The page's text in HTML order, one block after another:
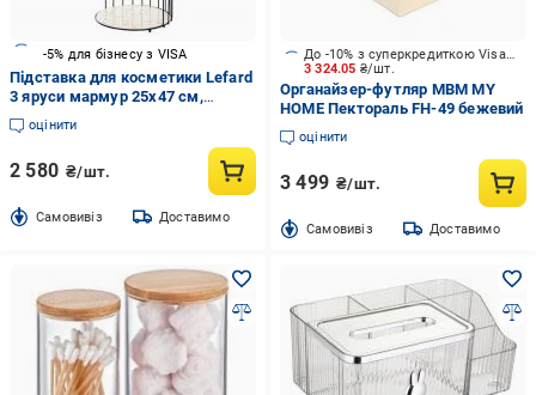
-5% для бізнесу з VISA
Підставка для косметики Lefard
3 яруси мармур 25х47 см,
метал, порцеляна біло-чорний
оцінити
2 580 ₴/шт.
Cамовивіз Доставимо
3 324.05 ₴/шт.
До -10% з суперкредиткою Visa Вигода
Органайзер-футляр МВМ MY
HOME Пектораль FH-49 бежевий
оцінити
3 499 ₴/шт.
Cамовивіз Доставимо